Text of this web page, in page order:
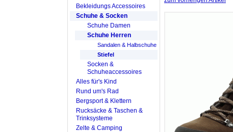
Bekleidungs Accessoires
Schuhe & Socken
Schuhe Damen
Schuhe Herren
Sandalen & Halbschuhe
Stiefel
Socken &
Schuheaccessoires
Alles für's Kind
Rund um's Rad
Bergsport & Klettern
Rucksäcke & Taschen &
Trinksysteme
Zelte & Camping